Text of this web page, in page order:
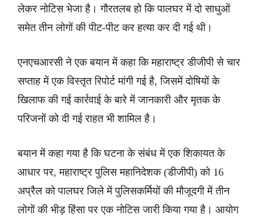
लेकर नोटिस भेजा है। गौरतलब हो कि पालघर में दो साधुओं
समेत तीन लोगों की पीट-पीट कर हत्या कर दी गई थी।
एनएचआरसी ने एक बयान में कहा कि महाराष्ट्र डीजीपी से चार
सप्ताह में एक विस्तृत रिपोर्ट मांगी गई है, जिसमें दोषियों के
खिलाफ की गई कार्रवाई के बारे में जानकारी और मृतक के
परिजनों को दी गई राहत भी शामिल है।
बयान में कहा गया है कि घटना के संबंध में एक शिकायत के
आधार पर, महाराष्ट्र पुलिस महानिदेशक (डीजीपी) को 16
अप्रैल को पालघर जिले में पुलिसकर्मियों की मौजूदगी में तीन
लोगों की भीड़ हिंसा पर एक नोटिस जारी किया गया है। आयोग